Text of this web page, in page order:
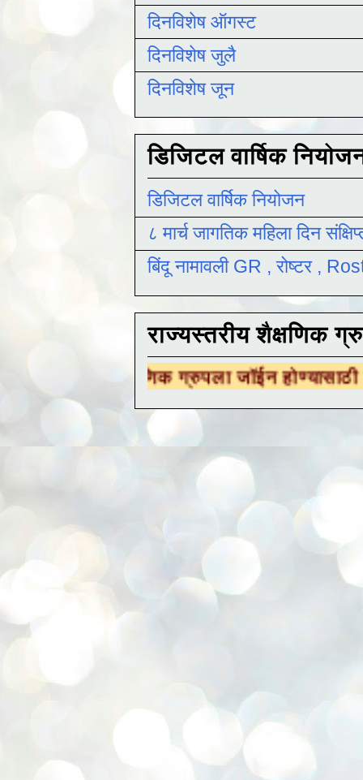
दिनविशेष ऑगस्ट
दिनविशेष जुलै
दिनविशेष जून
डिजिटल वार्षिक
डिजिटल वार्षिक नियोजन
८ मार्च जागतिक महिला दिन
बिंदू नामावली GR , रोष्टर ,
राज्यस्तरीय शैक्षणिक
ग्रुपला जॉईन होण्यासाठीयेथे क्लिक करा